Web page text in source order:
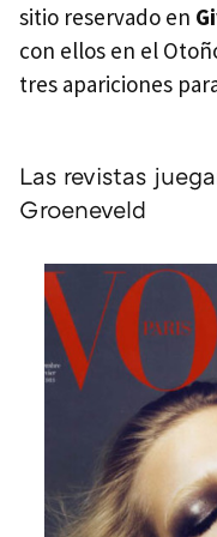
sitio reservado en
con ellos en el
tres apariciones
Las revistas
Groeneveld